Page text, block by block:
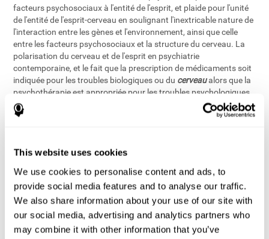
This website uses cookies
We use cookies to personalise content and ads, to
provide social media features and to analyse our traffic.
We also share information about your use of our site with
our social media, advertising and analytics partners who
may combine it with other information that you’ve
facteurs psychosociaux à l'entité de l'esprit, et plaide pour l'unité
de l'entité de l'esprit-cerveau en soulignant l'inextricable nature de
l'interaction entre les gènes et l'environnement, ainsi que celle
entre les facteurs psychosociaux et la structure du cerveau. La
polarisation du cerveau et de l'esprit en psychiatrie
contemporaine, et le fait que la prescription de médicaments soit
indiquée pour les troubles biologiques ou du cerveaualors que la
psychothérapie est appropriée pour les troubles psychologiques
ou de l'
, est, à son avis, une idée fausse et qui retarde la mise
en place de traitements complets bio-psycho-sociaux.
preuves en neuro-imagerie que les variales mentales associétés à
basique de l'homme[5] . Cette conclusion se base sur les résultats
des études en neuro-imagerie portant sur l'effet de la
psychothérapie chez les patients souffrant de troubles
obsessionnels-compulsifs, d'anxiété névrotique ou de dépression
unipolaire majeure, qui montrent que les fonctions et les